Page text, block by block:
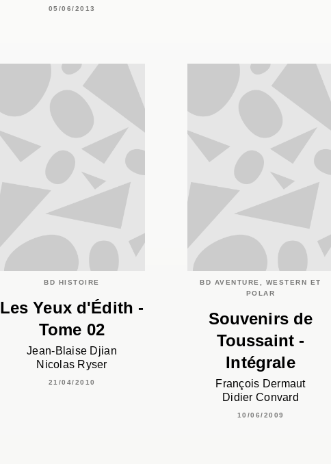
05/06/2013
BD HISTOIRE
Les Yeux d'Édith -
Tome 02
Jean-Blaise Djian
Nicolas Ryser
21/04/2010
BD AVENTURE, WESTERN ET
POLAR
Souvenirs de
Toussaint -
Intégrale
François Dermaut
Didier Convard
10/06/2009